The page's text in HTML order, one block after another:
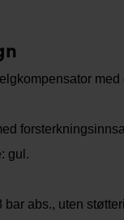
gul.
bar abs., uten